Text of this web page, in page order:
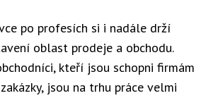
po profesích si i nadále drží
oblast prodeje a obchodu.
kteří jsou schopni firmám
jsou na trhu práce velmi